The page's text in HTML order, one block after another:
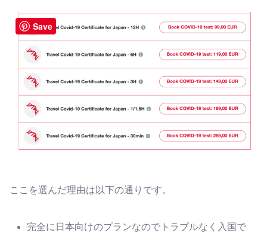
ここを選んだ理由は以下の通りです。
完全に日本向けのプランなのでトラブルなく入国で
Save